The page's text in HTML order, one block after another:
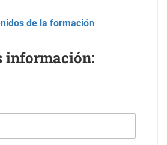
de la formación
información: